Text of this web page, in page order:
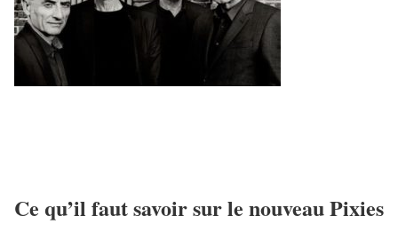
Ce qu’il faut savoir sur le nouveau Pixies